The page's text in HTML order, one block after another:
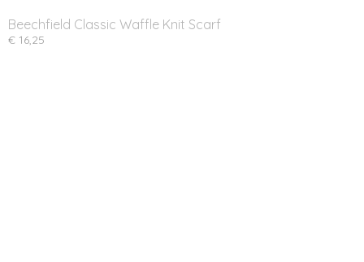
Beechfield Classic Waffle Knit Scarf
€ 16,25